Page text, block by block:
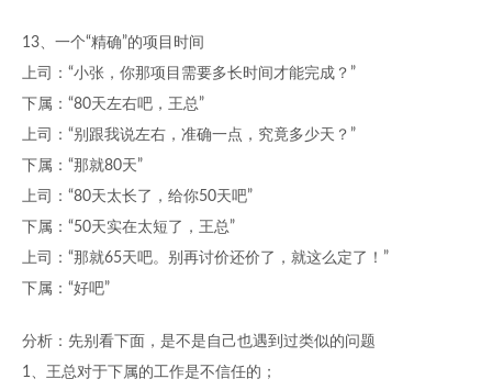
13、一个“精确”的项目时间
上司：“小张，你那项目需要多长时间才能完成？”
下属：“80天左右吧，王总”
上司：“别跟我说左右，准确一点，究竟多少天？”
下属：“那就80天”
上司：“80天太长了，给你50天吧”
下属：“50天实在太短了，王总”
上司：“那就65天吧。别再讨价还价了，就这么定了！”
下属：“好吧”
分析：先别看下面，是不是自己也遇到过类似的问题
1、王总对于下属的工作是不信任的；